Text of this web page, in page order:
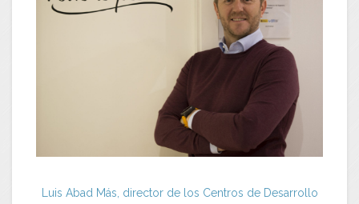
Luis Abad Más, director de los Centros de Desarrollo